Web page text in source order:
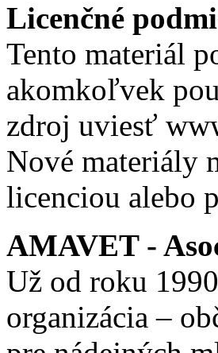
Licenčné
Tento materiál
akomkoľvek
zdroj uviesť
Nové materiály
licenciou alebo
AMAVET -
Už od roku
organizácia –